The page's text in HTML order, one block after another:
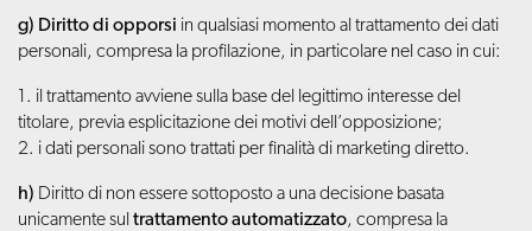
g) Diritto di opporsi in qualsiasi momento al trattamento dei dati
personali, compresa la profilazione, in particolare nel caso in cui:
1. il trattamento avviene sulla base del legittimo interesse del
titolare, previa esplicitazione dei motivi dell’opposizione;
2. i dati personali sono trattati per finalità di marketing diretto.
h) Diritto di non essere sottoposto a una decisione basata
unicamente sul trattamento automatizzato, compresa la